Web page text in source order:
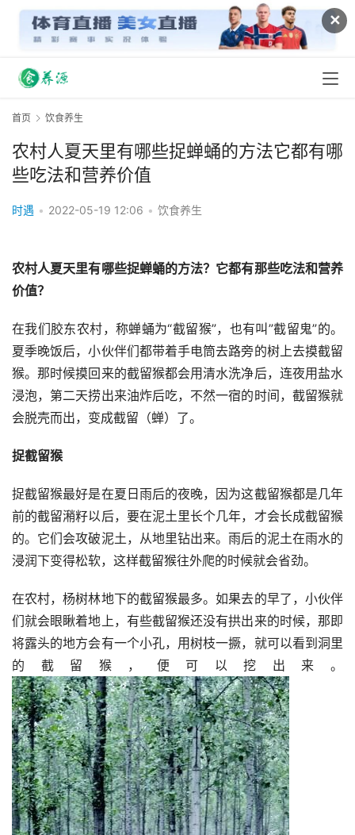
✕
首页 饮食养生
农村人夏天里有哪些捉蝉蛹的方法它都有哪
些吃法和营养价值
时遇 • 2022-05-19 12:06 • 饮食养生
农村人夏天里有哪些捉蝉蛹的方法？它都有那些吃法和营养
价值？
在我们胶东农村，称蝉蛹为“截留猴”，也有叫”截留鬼”的。
夏季晚饭后，小伙伴们都带着手电筒去路旁的树上去摸截留
猴。那时候摸回来的截留猴都会用清水洗净后，连夜用盐水
浸泡，第二天捞出来油炸后吃，不然一宿的时间，截留猴就
会脱壳而出，变成截留（蝉）了。
捉截留猴
捉截留猴最好是在夏日雨后的夜晚，因为这截留猴都是几年
前的截留潲籽以后，要在泥土里长个几年，才会长成截留猴
的。它们会攻破泥土，从地里钻出来。雨后的泥土在雨水的
浸润下变得松软，这样截留猴往外爬的时候就会省劲。
在农村，杨树林地下的截留猴最多。如果去的早了，小伙伴
们就会眼瞅着地上，有些截留猴还没有拱出来的时候，那即
将露头的地方会有一个小孔，用树枝一撅，就可以看到洞里
的截留猴，便可以挖出来。